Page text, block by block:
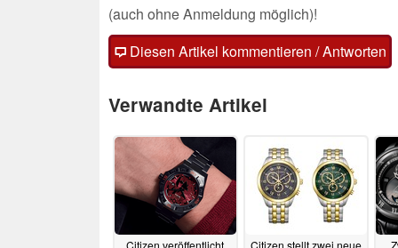
(auch ohne Anmeldung möglich)!
Diesen Artikel kommentieren / Antworten
Verwandte Artikel